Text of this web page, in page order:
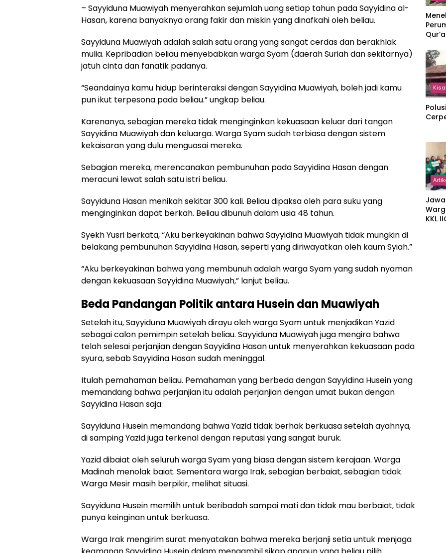
– Sayyiduna Muawiyah menyerahkan sejumlah uang setiap tahun pada Sayyidina al-
Hasan, karena banyaknya orang fakir dan miskin yang dinafkahi oleh beliau.
Sayyiduna Muawiyah adalah salah satu orang yang sangat cerdas dan berakhlak
mulia. Kepribadian beliau menyebabkan warga Syam (daerah Suriah dan sekitarnya)
jatuh cinta dan fanatik padanya.
“Seandainya kamu hidup berinteraksi dengan Sayyidina Muawiyah, boleh jadi kamu
pun ikut terpesona pada beliau.” ungkap beliau.
Karenanya, sebagian mereka tidak menginginkan kekuasaan keluar dari tangan
Sayyidina Muawiyah dan keluarga. Warga Syam sudah terbiasa dengan sistem
kekaisaran yang dulu menguasai mereka.
Sebagian mereka, merencanakan pembunuhan pada Sayyidina Hasan dengan
meracuni lewat salah satu istri beliau.
Sayyiduna Hasan menikah sekitar 300 kali. Beliau dipaksa oleh para suku yang
menginginkan dapat berkah. Beliau dibunuh dalam usia 48 tahun.
Syekh Yusri berkata, “Aku berkeyakinan bahwa Sayyidina Muawiyah tidak mungkin di
belakang pembunuhan Sayyidina Hasan, seperti yang diriwayatkan oleh kaum Syiah.”
“Aku berkeyakinan bahwa yang membunuh adalah warga Syam yang sudah nyaman
dengan kekuasaan Sayyidina Muawiyah,” lanjut beliau.
Beda Pandangan Politik antara Husein dan Muawiyah
Setelah itu, Sayyiduna Muawiyah dirayu oleh warga Syam untuk menjadikan Yazid
sebagai calon pemimpin setelah beliau. Sayyiduna Muawiyah juga mengira bahwa
telah selesai perjanjian dengan Sayyidina Hasan untuk menyerahkan kekuasaan pada
syura, sebab Sayyidina Hasan sudah meninggal.
Itulah pemahaman beliau. Pemahaman yang berbeda dengan Sayyidina Husein yang
memandang bahwa perjanjian itu adalah perjanjian dengan umat bukan dengan
Sayyidina Hasan saja.
Sayyiduna Husein memandang bahwa Yazid tidak berhak berkuasa setelah ayahnya,
di samping Yazid juga terkenal dengan reputasi yang sangat buruk.
Yazid dibaiat oleh seluruh warga Syam yang biasa dengan sistem kerajaan. Warga
Madinah menolak baiat. Sementara warga Irak, sebagian berbaiat, sebagian tidak.
Warga Mesir masih berpikir, melihat situasi.
Sayyiduna Husein memilih untuk beribadah sampai mati dan tidak mau berbaiat, tidak
punya keinginan untuk berkuasa.
Warga Irak mengirim surat menyatakan bahwa mereka berjanji setia untuk menjaga
KKL